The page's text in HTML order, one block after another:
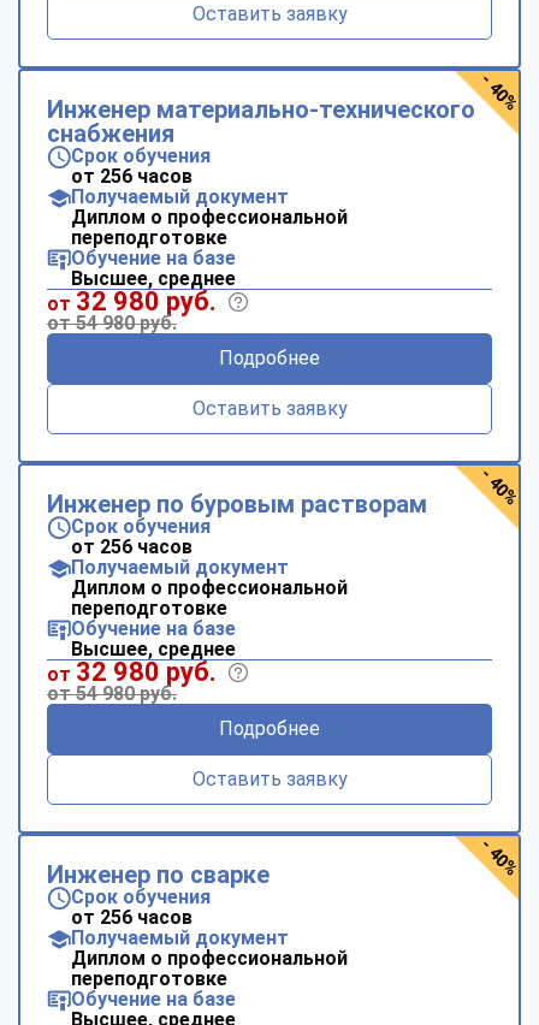
Оставить заявку
Инженер материально-технического
снабжения
Срок обучения
от 256 часов
Получаемый документ
Диплом о профессиональной
переподготовке
Обучение на базе
Высшее, среднее
от 32 980 руб.
от 54 980 руб.
Подробнее
Оставить заявку
- 40%
Инженер по буровым растворам
Срок обучения
от 256 часов
Получаемый документ
Диплом о профессиональной
переподготовке
Обучение на базе
Высшее, среднее
от 32 980 руб.
от 54 980 руб.
Подробнее
Оставить заявку
- 40%
Инженер по сварке
Срок обучения
от 256 часов
Получаемый документ
Диплом о профессиональной
переподготовке
Обучение на базе
Высшее, среднее
- 40%